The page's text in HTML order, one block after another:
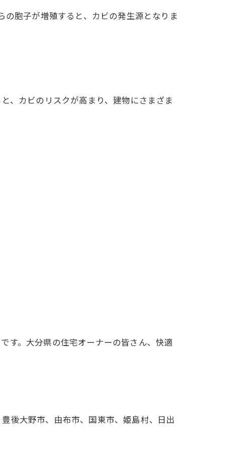
胞子が増殖すると、カビの発生源となりま
、カビのリスクが高まり、建物にさまざま
す。大分県の住宅オーナーの皆さん、快適
後大野市、由布市、国東市、姫島村、日出